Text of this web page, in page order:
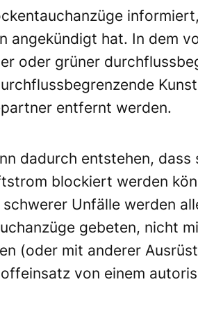
hat. In dem
oder grüner
entfernt werden.
dadurch entstehen, dass
blockiert werden
Unfälle werden
gebeten, nicht
(oder mit anderer
von einem